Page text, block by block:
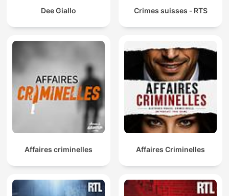
Dee Giallo Crimes suisses ‐ RTS
Affaires criminelles Affaires Criminelles